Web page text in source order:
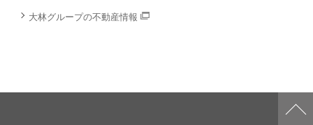
大林グループの不動産情報